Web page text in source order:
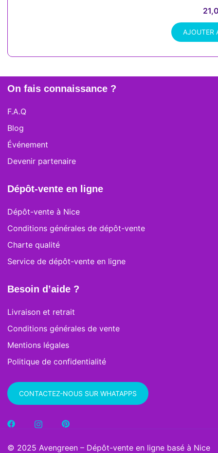
AJOUTER
On fais connaissance ?
F.A.Q
Blog
Événement
Devenir partenaire
Dépôt-vente en ligne
Dépôt-vente à Nice
Conditions générales de dépôt-vente
Charte qualité
Service de dépôt-vente en ligne
Besoin d’aide ?
Livraison et retrait
Conditions générales de vente
Mentions légales
Politique de confidentialité
CONTACTEZ-NOUS SUR WHATAPPS
© 2025 Avengreen – Dépôt-vente en ligne basé à Nice